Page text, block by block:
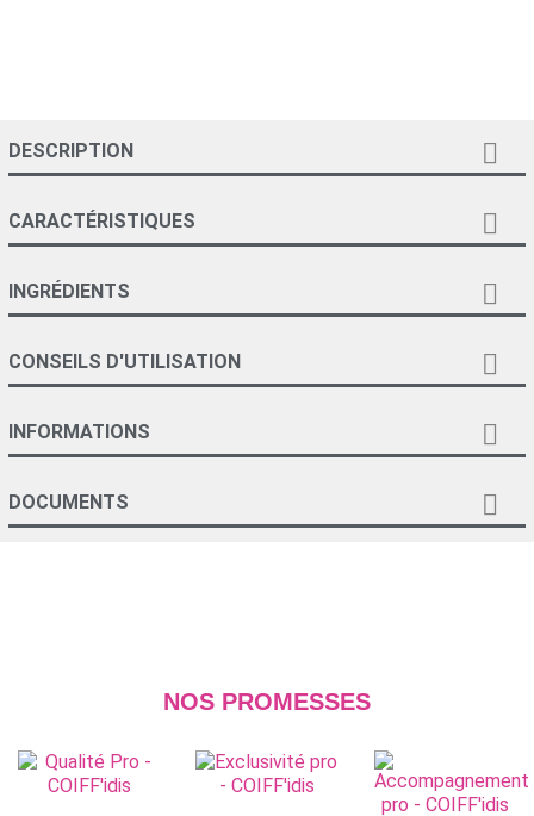
DESCRIPTION 
CARACTÉRISTIQUES 
INGRÉDIENTS 
CONSEILS D'UTILISATION 
INFORMATIONS 
DOCUMENTS 
NOS PROMESSES